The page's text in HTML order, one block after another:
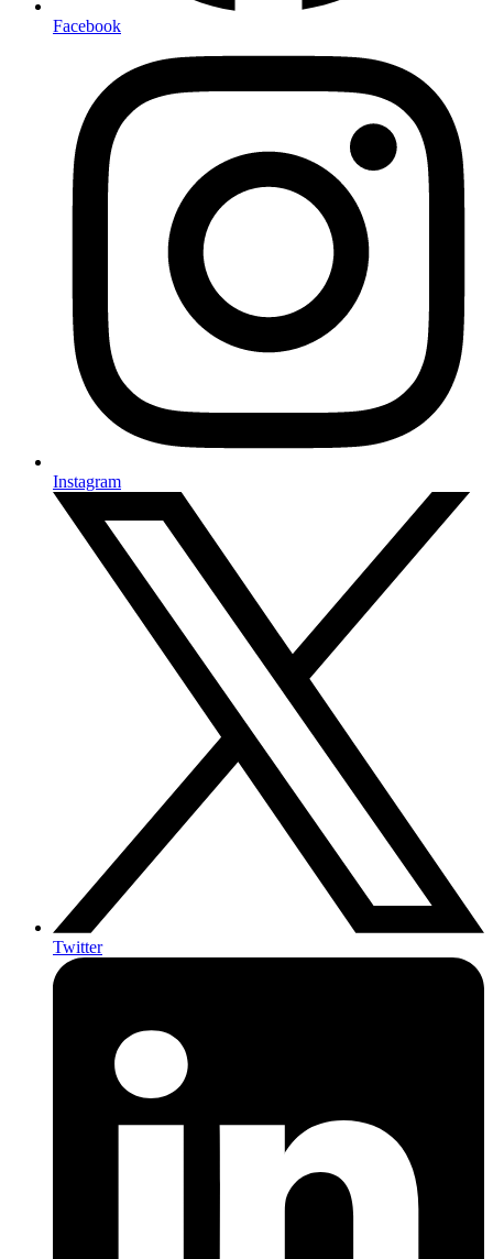
Facebook
Instagram
Twitter